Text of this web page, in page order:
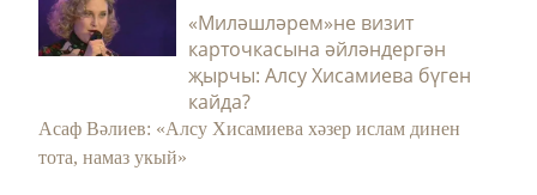
«Миләшләрем»не визит
карточкасына әйләндергән
җырчы: Алсу Хисамиева бүген
кайда?
Асаф Вәлиев: «Алсу Хисамиева хәзер ислам динен
тота, намаз укый»